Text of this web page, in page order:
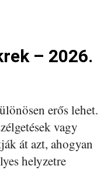
– 2026.
erős lehet.
vagy
át azt, ahogyan
helyzetre